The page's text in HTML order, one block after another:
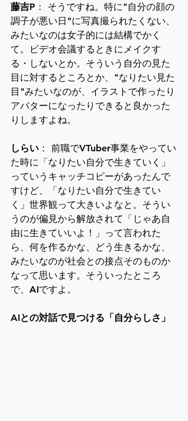
藤吉P ： そうですね。特に"自分の顔の
調子が悪い日"に写真撮られたくない、
みたいなのは女子的には結構でかく
て。ビデオ会議するときにメイクす
る・しないとか。そういう自分の見た
目に対するところとか、"なりたい見た
目"みたいなのが、イラストで作ったり
アバターになったりできると良かった
りしますよね。
しらい ： 前職でVTuber事業をやってい
た時に「なりたい自分で生きていく」
っていうキャッチコピーがあったんで
すけど、「なりたい自分で生きてい
く」世界観って大きいよなと。そうい
うのが偏見から解放されて「じゃあ自
由に生きていいよ！」って言われた
ら、何を作るかな、どう生きるかな、
みたいなのが社会との接点そのものか
なって思います。そういったところ
で、AIですよ。
AIとの対話で見つける「自分らしさ」